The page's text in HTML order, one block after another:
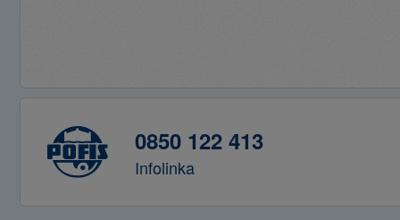
0850 122 413
Infolinka